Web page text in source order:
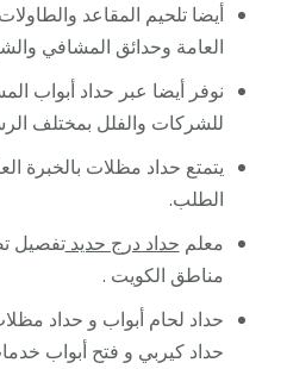
أيضا تلحيم المقاعد
العامة وحدائق المشافي
نوفر أيضا عبر حداد أبواب
للشركات والفلل بمختلف
يتمتع حداد مظلات بالخبرة
الطلب.
معلم حداد درج حديدتفصيل
مناطق الكويت .
حداد لحام أبواب و حداد
حداد كيربي و فتح أبواب